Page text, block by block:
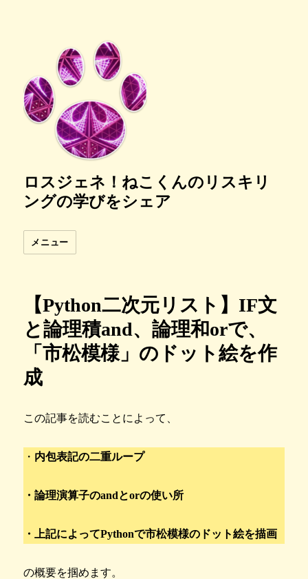
ロスジェネ！ねこくんのリスキリ
ングの学びをシェア
メニュー
【Python二次元リスト】IF文
と論理積and、論理和orで、
「市松模様」のドット絵を作
成
この記事を読むことによって、
・ 内包表記の二重ループ
・論理演算子のandとorの使い所
・上記によってPythonで市松模様のドット絵を描画
の概要を掴めます。